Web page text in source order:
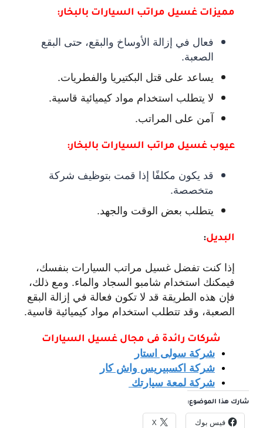
مميزات غسيل مراتب السيارات بالبخار:
فعال في إزالة الأوساخ والبقع، حتى البقع
الصعبة.
يساعد على قتل البكتيريا والفطريات.
لا يتطلب استخدام مواد كيميائية قاسية.
آمن على المراتب.
عيوب غسيل مراتب السيارات بالبخار:
قد يكون مكلفًا إذا قمت بتوظيف شركة
متخصصة.
يتطلب بعض الوقت والجهد.
البديل:
إذا كنت تفضل غسيل مراتب السيارات بنفسك،
فيمكنك استخدام شامبو السجاد والماء. ومع ذلك،
فإن هذه الطريقة قد لا تكون فعالة في إزالة البقع
الصعبة، وقد تتطلب استخدام مواد كيميائية قاسية.
شركات رائدة فى مجال غسيل السيارات
شركة سولى استار
شركة اكسبيريس واش كار
شركة لمعة سيارتك
شارك هذا الموضوع:
فيس بوك X